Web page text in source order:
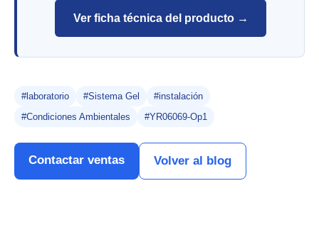
Ver ficha técnica del producto →
#laboratorio #Sistema Gel
#instalación
#Condiciones Ambientales
#YR06069-Op1
Contactar ventas Volver al blog